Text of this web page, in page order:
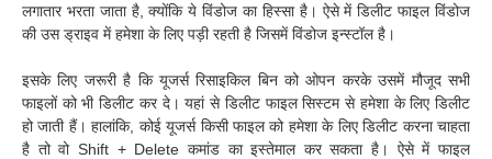
लगातार भरता जाता है, क्योंकि ये विंडोज का हिस्सा है। ऐसे में डिलीट फाइल विंडोज
की उस ड्राइव में हमेशा के लिए पड़ी रहती है जिसमें विंडोज इन्स्टॉल है।
इसके लिए जरूरी है कि यूजर्स रिसाइकिल बिन को ओपन करके उसमें मौजूद सभी
फाइलों को भी डिलीट कर दे। यहां से डिलीट फाइल सिस्टम से हमेशा के लिए डिलीट
हो जाती हैं। हालांकि, कोई यूजर्स किसी फाइल को हमेशा के लिए डिलीट करना चाहता
है तो वो Shift + Delete कमांड का इस्तेमाल कर सकता है। ऐसे में फाइल